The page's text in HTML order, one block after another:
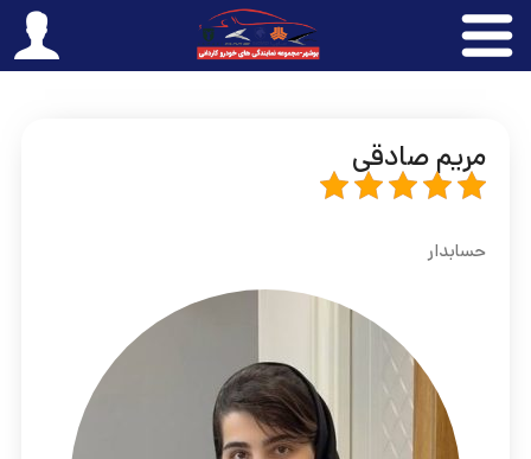
مریم صادقی
حسابدار